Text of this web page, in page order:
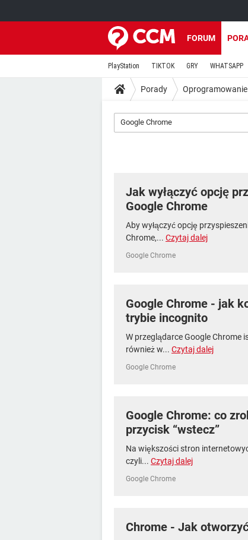
FORUM
PlayStation TIKTOK GRY WHATSAPP
Porady Oprogramowanie
Google Chrome
Jak wyłączyć opcję
Google Chrome
Aby wyłączyć opcję
Chrome,... Czytaj dalej
Google Chrome
Google Chrome - jak
trybie incognito
W przeglądarce Google
również w... Czytaj dalej
Google Chrome
Google Chrome: co
przycisk “wstecz”
Na większości stron
czyli... Czytaj dalej
Google Chrome
Chrome - Jak